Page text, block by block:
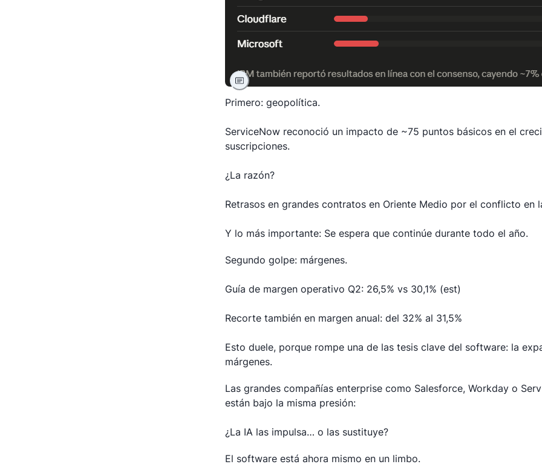
Primero: geopolítica.
ServiceNow reconoció un impacto de ~75 puntos básicos en el
suscripciones.
¿La razón?
Retrasos en grandes contratos en Oriente Medio por el conflicto en
Y lo más importante: Se espera que continúe durante todo el año.
Segundo golpe: márgenes.
Guía de margen operativo Q2: 26,5% vs 30,1% (est)
Recorte también en margen anual: del 32% al 31,5%
Esto duele, porque rompe una de las tesis clave del software: la
márgenes.
Las grandes compañías enterprise como Salesforce, Workday o
están bajo la misma presión:
¿La IA las impulsa… o las sustituye?
El software está ahora mismo en un limbo.